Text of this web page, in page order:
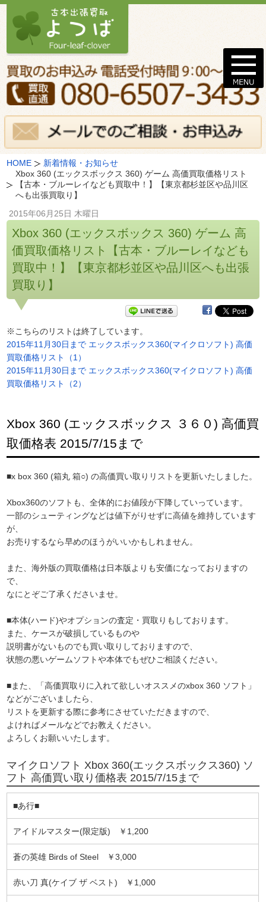
HOME
新着情報・お知らせ
Xbox 360 (エックスボックス 360) ゲーム 高価買取価格リスト
【古本・ブルーレイなども買取中！】【東京都杉並区や品川区
へも出張買取り】
2015年06月25日 木曜日
Xbox 360 (エックスボックス 360) ゲーム 高
価買取価格リスト【古本・ブルーレイなども
買取中！】【東京都杉並区や品川区へも出張
買取り】
※こちらのリストは終了しています。
2015年11月30日まで エックスボックス360(マイクロソフト) 高価
買取価格リスト（1）
2015年11月30日まで エックスボックス360(マイクロソフト) 高価
買取価格リスト（2）
Xbox 360 (エックスボックス ３６０) 高価買
取価格表 2015/7/15まで
■x box 360 (箱丸 箱○) の高価買い取りリストを更新いたしました。
Xbox360のソフトも、全体的にお値段が下降していっています。
一部のシューティングなどは値下がりせずに高値を維持しています
が、
お売りするなら早めのほうがいいかもしれません。
また、海外版の買取価格は日本版よりも安価になっておりますの
で、
なにとぞご了承くださいませ。
■本体(ハード)やオプションの査定・買取りもしております。
また、ケースが破損しているものや
説明書がないものでも買い取りしておりますので、
状態の悪いゲームソフトや本体でもぜひご相談ください。
■また、「高価買取りに入れて欲しいオススメのxbox 360 ソフト」
などがございましたら、
リストを更新する際に参考にさせていただきますので、
よければメールなどでお教えください。
よろしくお願いいたします。
マイクロソフト Xbox 360(エックスボックス360) ソ
フト 高価買い取り価格表 2015/7/15まで
■あ行■
アイドルマスター(限定版) ￥1,200
蒼の英雄 Birds of Steel ￥3,000
赤い刀 真(ケイブ ザ ベスト) ￥1,000